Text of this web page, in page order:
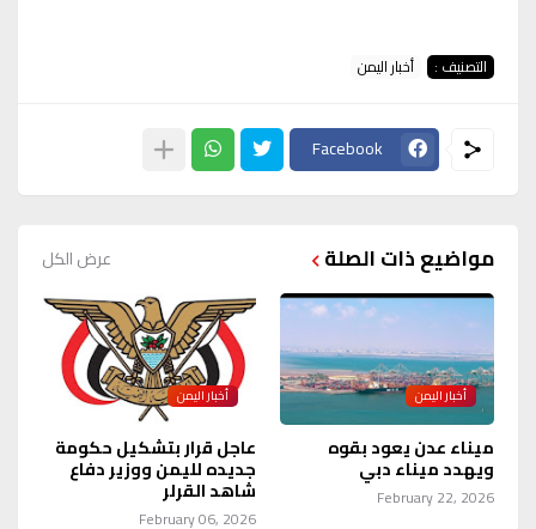
التصنيف : أخبار اليمن
Facebook
مواضيع ذات الصلة عرض الكل
أخبار اليمن
ميناء عدن يعود بقوه
ويهدد ميناء دبي
February 22, 2026
أخبار اليمن
عاجل قرار بتشكيل حكومة
جديده لليمن ووزير دفاع
شاهد القرلر
February 06, 2026